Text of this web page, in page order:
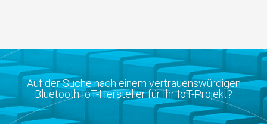
Auf der Suche nach einem vertrauenswürdigen
Bluetooth IoT-Hersteller für Ihr IoT-Projekt?